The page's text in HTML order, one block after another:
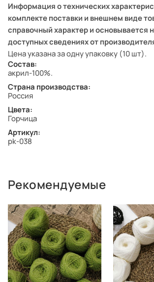
Информация о технических
комплекте поставки и внешнем виде
справочный характер и основывается
доступных сведениях от
Цена указана за одну упаковку (10 шт).
Состав:
акрил-100%.
Страна производства:
Россия
Цвета:
Горчица
Артикул:
pk-038
Рекомендуемые